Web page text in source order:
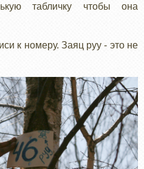
табличку чтобы она
к номеру. Заяц руу - это не